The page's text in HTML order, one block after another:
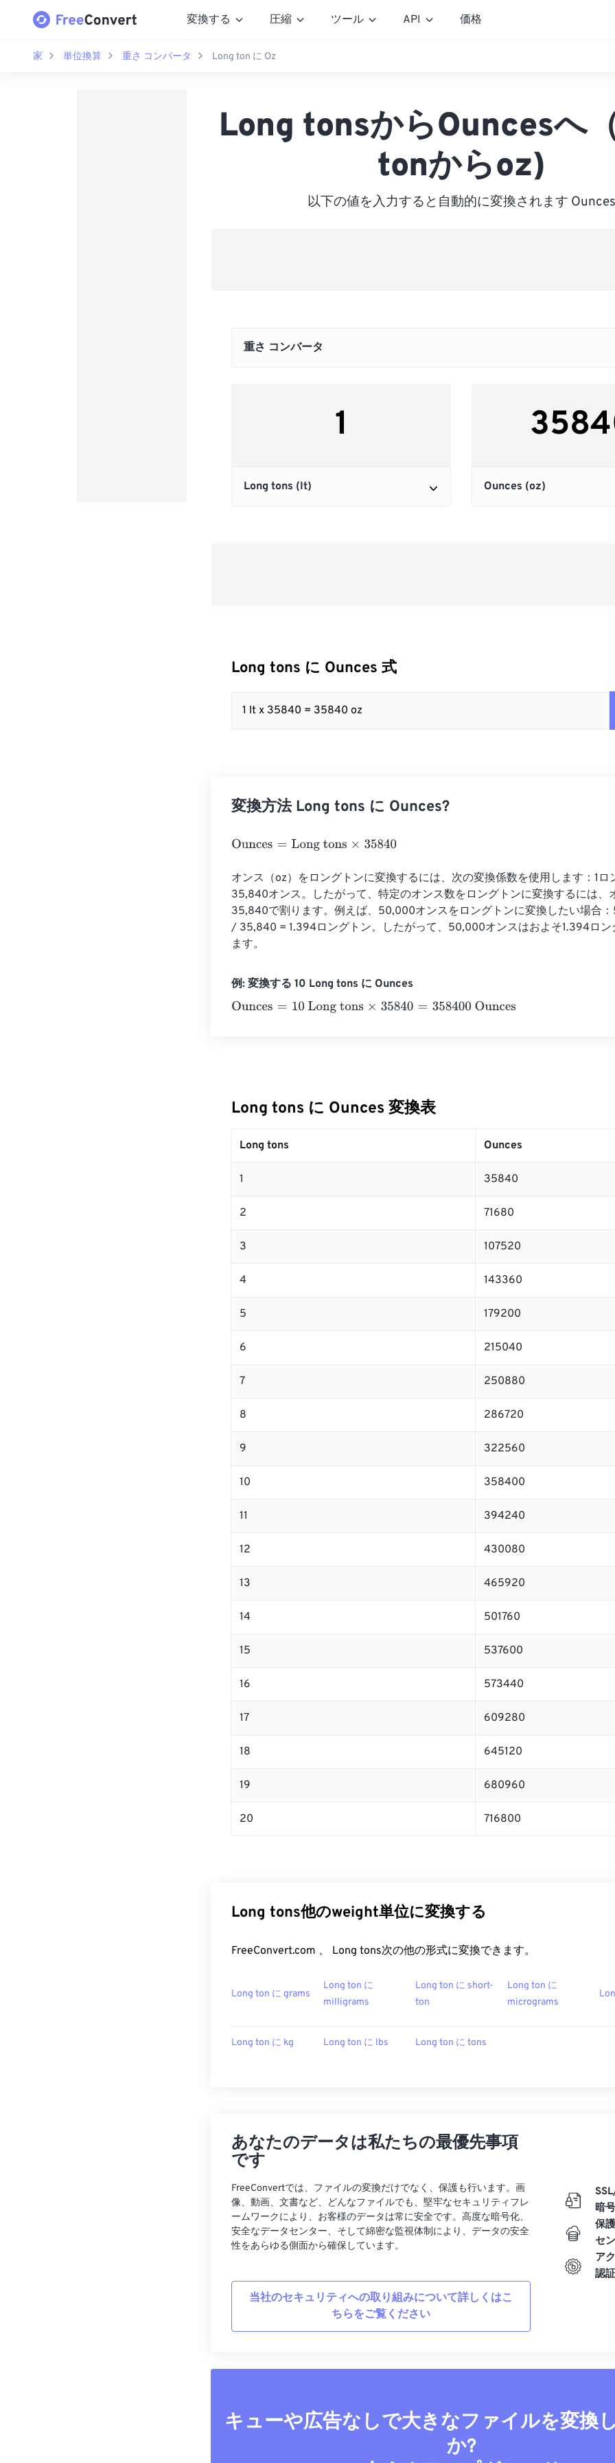
変換する 圧縮 ツール API 価格
家 単位換算 重さ コンバータ Long ton に Oz
Long tonsからOuncesへ
tonからoz)
以下の値を入力すると自動的に変換されます Ounces
Long tons に Ounces 式
1 lt x 35840 = 35840 oz
変換方法 Long tons に Ounces?
Ounces= Long tons×35840
オンス（oz）をロングトンに変換するには、次の変換係数を使用します：1ロ
35,840オンス。したがって、特定のオンス数をロングトンに変換するには、
35,840で割ります。例えば、50,000オンスをロングトンに変換したい場合
/ 35,840 = 1.394ロングトン。したがって、50,000オンスはおよそ1.394ロン
ます。
例: 変換する 10 Long tons に Ounces
Ounces= 10 Long tons ×35840 =358400 Ounces
Long tons に Ounces 変換表
Long tons Ounces
1 35840
2 71680
3 107520
4 143360
5 179200
6 215040
7 250880
8 286720
9 322560
10 358400
11 394240
12 430080
13 465920
14 501760
15 537600
16 573440
17 609280
18 645120
19 680960
20 716800
Long tons他のweight単位に変換する
FreeConvert.com 、 Long tons次の他の形式に変換できます。
Long ton に grams
Long ton に
milligrams
Long ton に short-
ton
Long ton に
micrograms
Long ton に kg Long ton に lbs Long ton に tons
あなたのデータは私たちの最優先事項
です
FreeConvertでは、ファイルの変換だけでなく、保護も行います。画
像、動画、文書など、どんなファイルでも、堅牢なセキュリティフレ
ームワークにより、お客様のデータは常に安全です。高度な暗号化、
安全なデータセンター、そして綿密な監視体制により、データの安全
性をあらゆる側面から確保しています。
当社のセキュリティへの取り組みについて詳しくはこ
ちらをご覧ください
暗
保
セ
ア
認証
キューや広告なしで大きなファイルを変換
か?